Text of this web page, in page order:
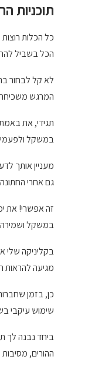
תוכניות
כל הכלות
הכל בשביל
לא קל לבחור
המרגש משכיחה
תגידי, את
במשקל
מעניין אותך
גם אחרי
זה אפשרי! את
במשקל ושמירה
בקליניקה שלי
מגיעה להראות
כן, בזמן
שימוש עיקבי
ביחד נבנה לך
ההורים,